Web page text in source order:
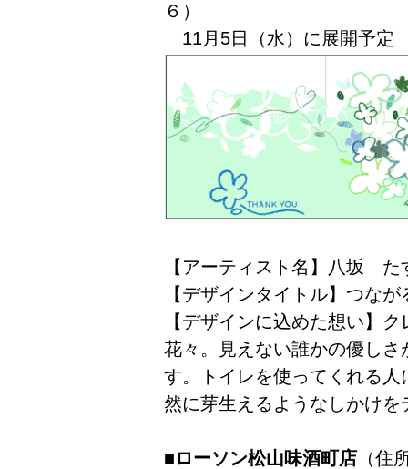
６）
11月5日（水）に展開予定
【アーティスト名】八坂 た
【デザインタイトル】つな
【デザインに込めた想い】
花々。見えない誰かの優しさ
す。トイレを使ってくれる
然に芽生えるようなしかけを
■ローソン松山味酒町店 （住